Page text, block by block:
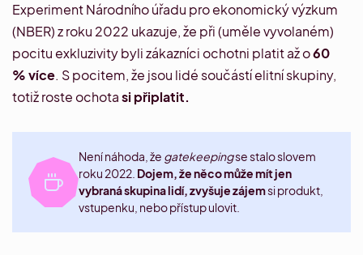
Experiment Národního úřadu pro ekonomický výzkum
(NBER) z roku 2022 ukazuje, že při (uměle vyvolaném)
pocitu exkluzivity byli zákazníci ochotni platit až o60
% více. S pocitem, že jsou lidé součástí elitní skupiny,
totiž roste ochotasi připlatit.
Není náhoda, že gatekeepingse staloslovem
roku 2022 Dojem, že něco může mít jen
vybraná skupina lidí, zvyšuje zájemsi produkt,
vstupenku, nebo přístup ulovit.